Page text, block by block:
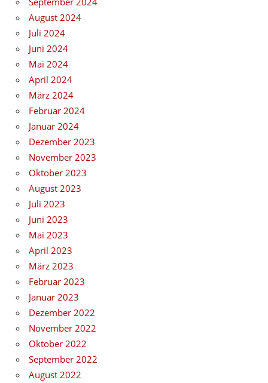
August 2024
Juli 2024
Juni 2024
Mai 2024
April 2024
März 2024
Februar 2024
Januar 2024
Dezember 2023
November 2023
Oktober 2023
August 2023
Juli 2023
Juni 2023
Mai 2023
April 2023
März 2023
Februar 2023
Januar 2023
Dezember 2022
November 2022
Oktober 2022
September 2022
August 2022